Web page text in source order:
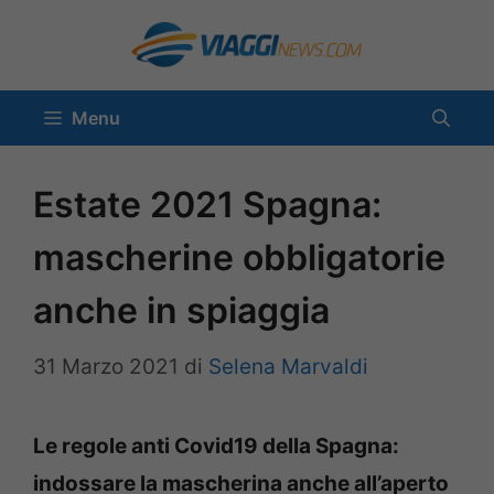
contenuto
Menu
Estate 2021 Spagna:
mascherine obbligatorie
anche in spiaggia
31 Marzo 2021 di Selena Marvaldi
Le regole anti Covid19 della Spagna:
indossare la mascherina anche all’aperto